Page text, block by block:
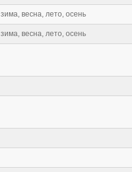
зима, весна, лето, осень
зима, весна, лето, осень